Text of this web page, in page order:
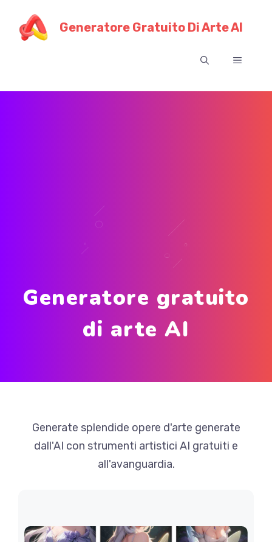
contenuto
Generatore Gratuito Di Arte AI
Menu
Generatore gratuito
di arte AI
Generate splendide opere d'arte generate
dall'AI con strumenti artistici AI gratuiti e
all'avanguardia.